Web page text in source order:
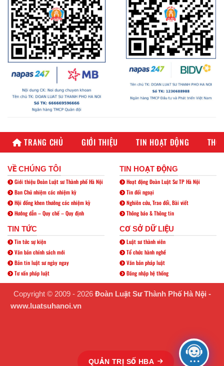
TRANG CHỦ GIỚI THIỆU TIN HOẠT ĐỘNG
VỀ CHÚNG TÔI
Giới thiệu Đoàn Luật sư Thành phố Hà Nội
Ban Chủ nhiệm các nhiệm kỳ
Hội đồng khen thưởng các nhiệm kỳ
Hướng dẫn – Quy chế – Quy định
TIN HOẠT ĐỘNG
Hoạt động Đoàn Luật Sư TP Hà Nội
Tin đối ngoại
Nghiên cứu, Trao đổi, Bài viết
Thông báo & Thông tin
TIN TỨC
Tin tức sự kiện
Văn bản chính sách mới
Bản tin luật sư ngày ngay
Tư vấn pháp luật
CƠ SỞ DỮ LIỆU
Luật sư thành viên
Tổ chức hành nghề
Văn bản pháp luật
Đăng nhập hệ thống
Copyright © 2009 - 2026Đoàn Luật Sư Thành Phố Hà Nội -
www.luatsuhanoi.vn
QUẢN TRỊ SỐ HBA